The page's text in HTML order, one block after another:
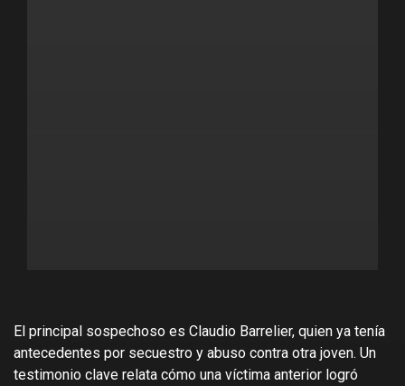
El principal sospechoso es Claudio Barrelier, quien ya tenía
antecedentes por secuestro y abuso contra otra joven. Un
testimonio clave relata cómo una víctima anterior logró